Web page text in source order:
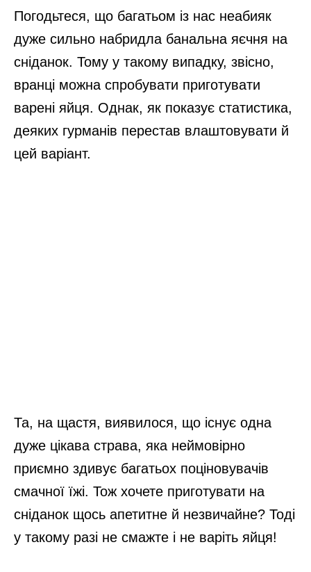
Погодьтеся, що багатьом із нас неабияк
дуже сильно набридла банальна яєчня на
сніданок. Тому у такому випадку, звісно,
вранці можна спробувати приготувати
варені яйця. Однак, як показує статистика,
деяких гурманів перестав влаштовувати й
цей варіант.
Та, на щастя, виявилося, що існує одна
дуже цікава страва, яка неймовірно
приємно здивує багатьох поціновувачів
смачної їжі. Тож хочете приготувати на
сніданок щось апетитне й незвичайне? Тоді
у такому разі не смажте і не варіть яйця!